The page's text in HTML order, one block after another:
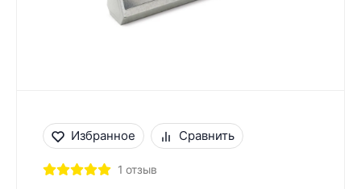
Избранное Сравнить
1 отзыв